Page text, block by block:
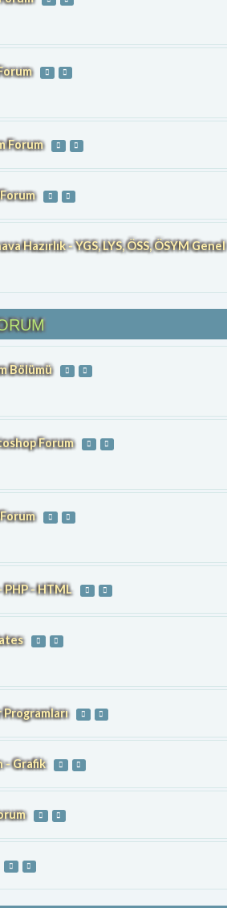
Forum
Hazırlık - YGS, LYS, ÖSS, ÖSYM Genel
Bölümü
Forum
PHP - HTML
- Grafik